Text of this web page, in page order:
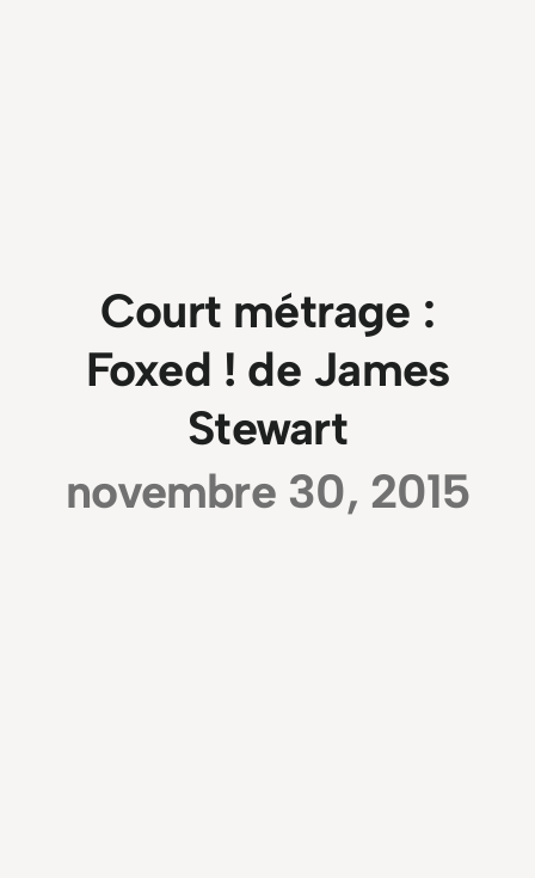
Court métrage :
Foxed ! de James
Stewart
novembre 30, 2015